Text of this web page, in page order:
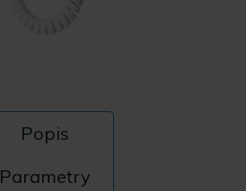
Popis
Parametry